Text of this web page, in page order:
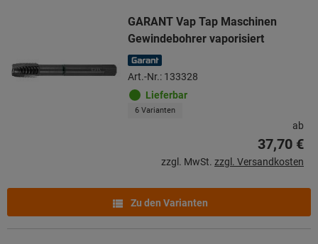
GARANT Vap Tap Maschinen
Gewindebohrer vaporisiert
Art.-Nr.: 133328
Lieferbar
6 Varianten
ab
37,70 €
zzgl. MwSt. zzgl. Versandkosten
Zu den Varianten